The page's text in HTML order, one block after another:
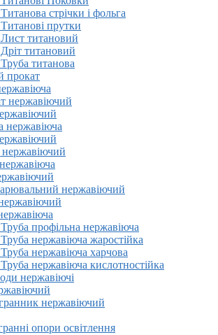
стрічки і фольга
прутки
титановий
титановий
титанова
прокат
нержавіючий
нержавіюча
нержавіючий
нержавіючий
профільна нержавіюча
нержавіюча жаростійка
нержавіюча харчова
нержавіюча кислотностійка
нержавіючі
нержавіючий
опори освітлення